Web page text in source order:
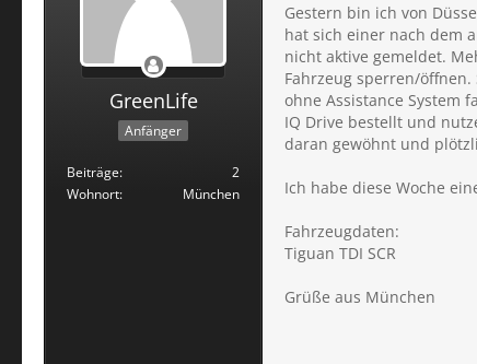
GreenLife
Anfänger
Beiträge
2
Wohnort
München
Gestern bin ich von
hat sich einer nach dem
nicht aktive gemeldet.
Fahrzeug sperren/
ohne Assistance System
IQ Drive bestellt und
daran gewöhnt und
Ich habe diese Woche
Fahrzeugdaten:
Tiguan TDI SCR
Grüße aus München